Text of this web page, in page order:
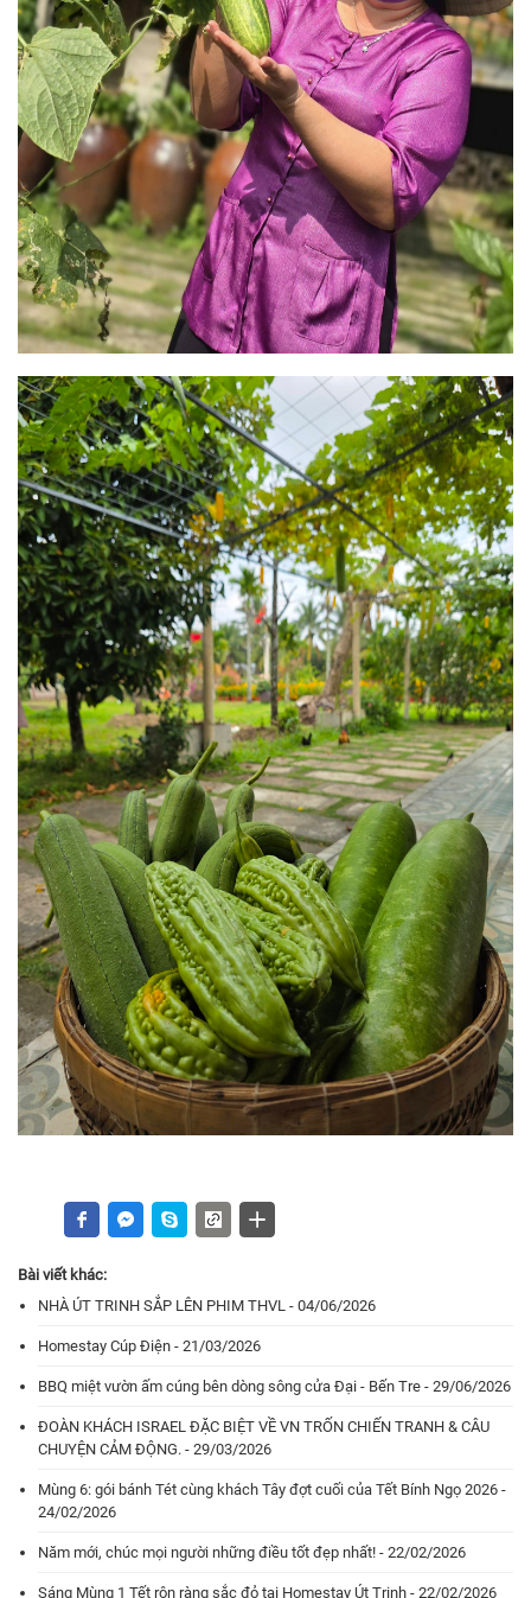
Bài viết khác:
NHÀ ÚT TRINH SẮP LÊN PHIM THVL - 04/06/2026
Homestay Cúp Điện - 21/03/2026
BBQ miệt vườn ấm cúng bên dòng sông cửa Đại - Bến Tre - 29/06/2026
ĐOÀN KHÁCH ISRAEL ĐẶC BIỆT VỀ VN TRỐN CHIẾN TRANH & CÂU
CHUYỆN CẢM ĐỘNG. - 29/03/2026
Mùng 6: gói bánh Tét cùng khách Tây đợt cuối của Tết Bính Ngọ 2026 -
24/02/2026
Năm mới, chúc mọi người những điều tốt đẹp nhất! - 22/02/2026
Sáng Mùng 1 Tết rộn ràng sắc đỏ tại Homestay Út Trinh - 22/02/2026